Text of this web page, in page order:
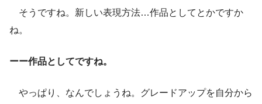
そうですね。新しい表現方法…作品としてとかですか
ね。
ーー作品としてですね。
やっぱり、なんでしょうね。グレードアップを自分から